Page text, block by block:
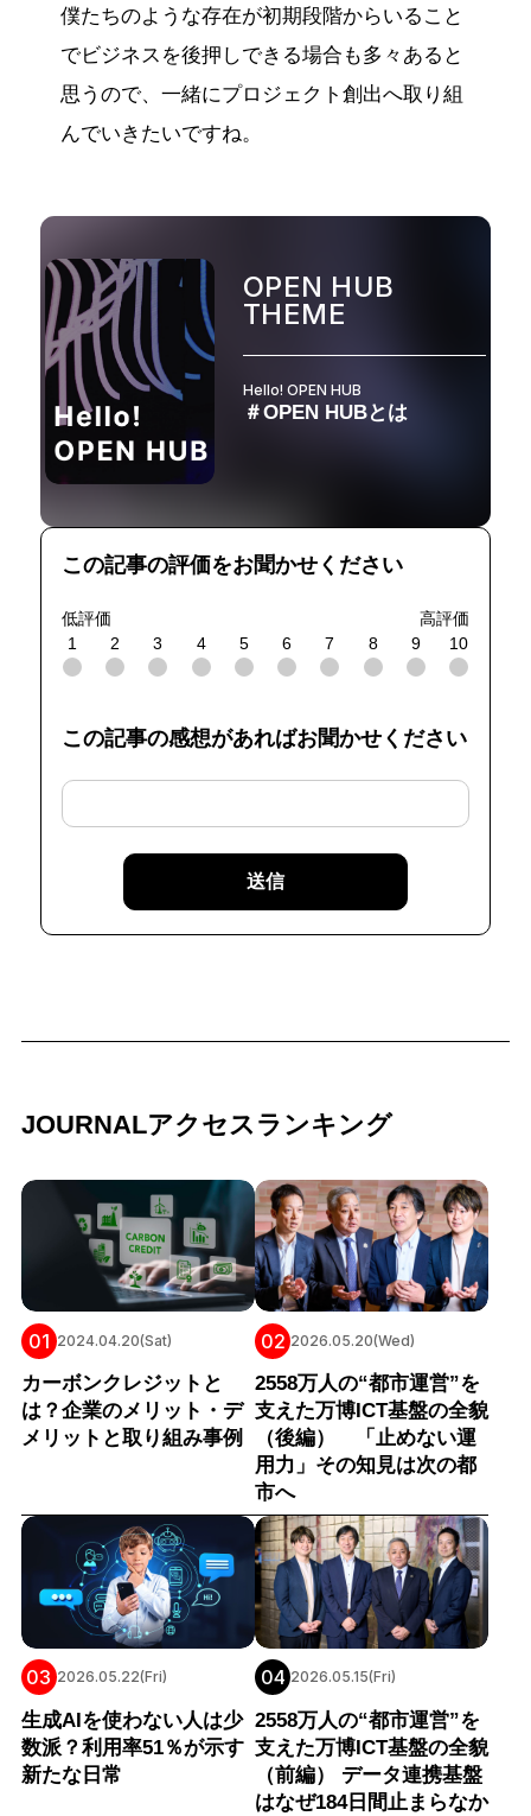
僕たちのような存在が初期段階からいること
でビジネスを後押しできる場合も多々あると
思うので、一緒にプロジェクト創出へ取り組
んでいきたいですね。
OPEN HUB
THEME
Hello! OPEN HUB
＃OPEN HUBとは
この記事の評価をお聞かせください
低評価
高評価
1
2 3 4 5 6 7 8 9 10
この記事の感想があればお聞かせください
送信
JOURNALアクセスランキング
01 2024.04.20(Sat)
カーボンクレジットと
は？企業のメリット・デ
メリットと取り組み事例
02 2026.05.20(Wed)
2558万人の“都市運営”を
支えた万博ICT基盤の全貌
（後編） 「止めない運
用力」その知見は次の都
市へ
03 2026.05.22(Fri)
生成AIを使わない人は少
数派？利用率51％が示す
新たな日常
04 2026.05.15(Fri)
2558万人の“都市運営”を
支えた万博ICT基盤の全貌
（前編） データ連携基盤
はなぜ184日間止まらなか